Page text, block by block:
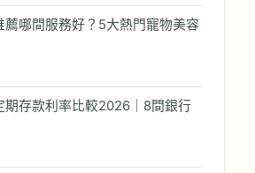
薦哪間服務好？5大熱門寵物美容
期存款利率比較2026｜8間銀行